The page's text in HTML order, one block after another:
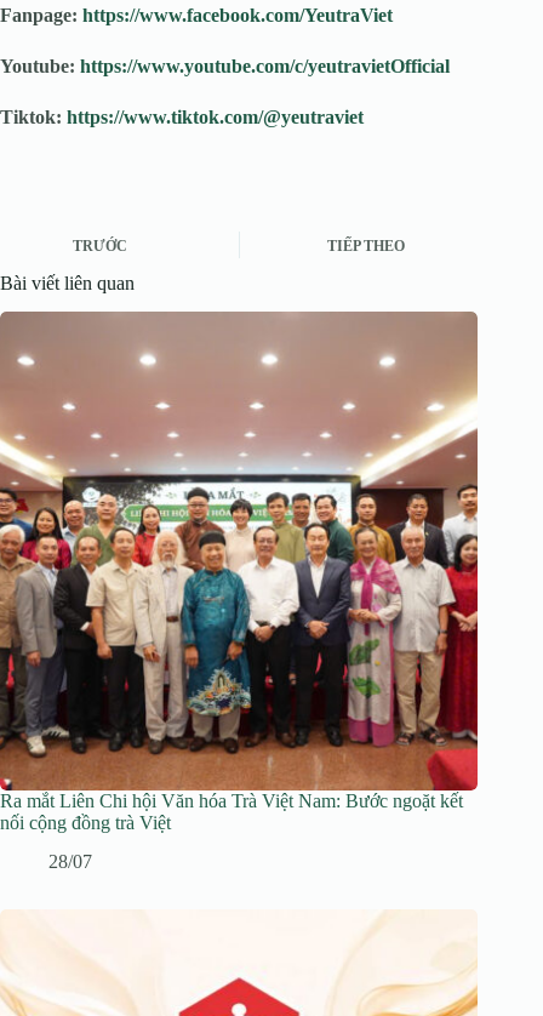
Fanpage: https://www.facebook.com/YeutraViet
Youtube: https://www.youtube.com/c/yeutravietOfficial
Tiktok: https://www.tiktok.com/@yeutraviet
TRƯỚC TIẾP THEO
Bài viết liên quan
Ra mắt Liên Chi hội Văn hóa Trà Việt Nam: Bước ngoặt kết
nối cộng đồng trà Việt
28/07